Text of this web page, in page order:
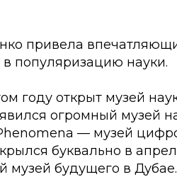
привела
популяризацию науки.
году открыт музей
огромный музей
— музей
буквально в
музей будущего в